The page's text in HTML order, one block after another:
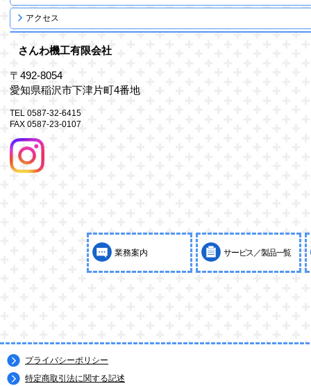
アクセス
さんわ機工有限会社
〒492-8054
愛知県稲沢市下津片町4番地
TEL 0587-32-6415
FAX 0587-23-0107
業務案内 サービス／製品一覧
プライバシーポリシー
特定商取引法に関する記述